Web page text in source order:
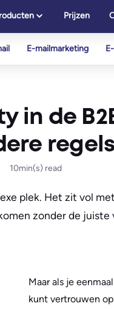
Prijzen
E-mailmarketing
in de
10min(s) read
plek. Het zit vol
zonder de
Maar als je
kunt vertrouwen